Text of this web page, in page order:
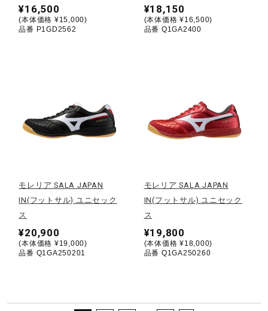
セール
サポート
取扱店一覧
¥16,500
(本体価格 ¥15,000)
品番 P1GD2562
¥18,150
(本体価格 ¥16,500)
品番 Q1GA2400
モレリア SALA JAPAN
IN(フットサル) ユニセック
ス
¥20,900
(本体価格 ¥19,000)
品番 Q1GA250201
モレリア SALA JAPAN
IN(フットサル) ユニセック
ス
¥19,800
(本体価格 ¥18,000)
品番 Q1GA250260